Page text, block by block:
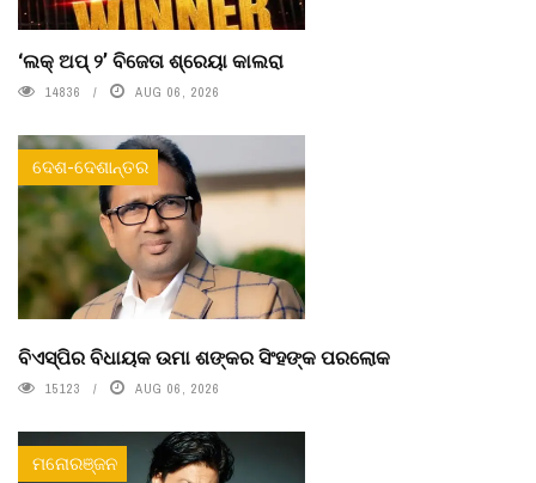
‘ଲକ୍ ଅପ୍ ୨’ ବିଜେତା ଶ୍ରେୟା କାଲରା
14836 AUG 06, 2026
ଦେଶ-ଦେଶାନ୍ତର
ବିଏସ୍‌ପିର ବିଧାୟକ ଉମା ଶଙ୍କର ସିଂହଙ୍କ ପରଲୋକ
15123 AUG 06, 2026
ମନୋରଞ୍ଜନ